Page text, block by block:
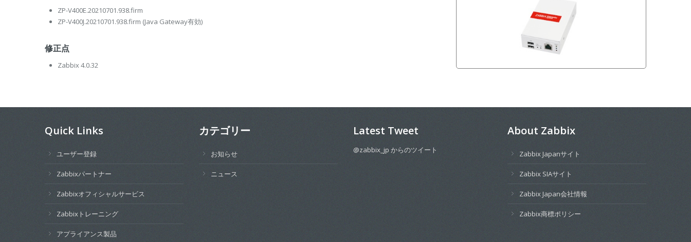
ZP-V400E.20210701.938.firm
ZP-V400J.20210701.938.firm (Java Gateway有効)
修正点
Zabbix 4.0.32
Quick Links
ユーザー登録
Zabbixパートナー
Zabbixオフィシャルサービス
Zabbixトレーニング
アプライアンス製品
カテゴリー
お知らせ
ニュース
Latest Tweet
@zabbix_jp からのツイート
About Zabbix
Zabbix Japanサイト
Zabbix SIAサイト
Zabbix Japan会社情報
Zabbix商標ポリシー